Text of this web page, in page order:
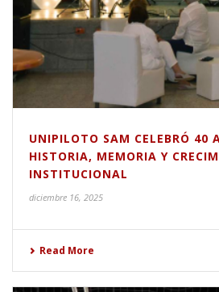
UNIPILOTO SAM CELEBRÓ 40
HISTORIA, MEMORIA Y
INSTITUCIONAL
diciembre 16, 2025
Read More